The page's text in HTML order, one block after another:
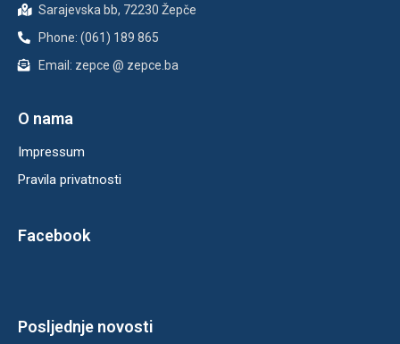
Sarajevska bb, 72230 Žepče
Phone: (061) 189 865
Email: zepce @ zepce.ba
O nama
Impressum
Pravila privatnosti
Facebook
Posljednje novosti